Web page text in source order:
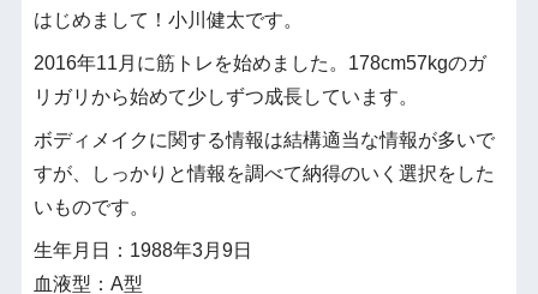
はじめまして！小川健太です。
2016年11月に筋トレを始めました。178cm57kgのガ
リガリから始めて少しずつ成長しています。
ボディメイクに関する情報は結構適当な情報が多いで
すが、しっかりと情報を調べて納得のいく選択をした
いものです。
生年月日：1988年3月9日
血液型：A型